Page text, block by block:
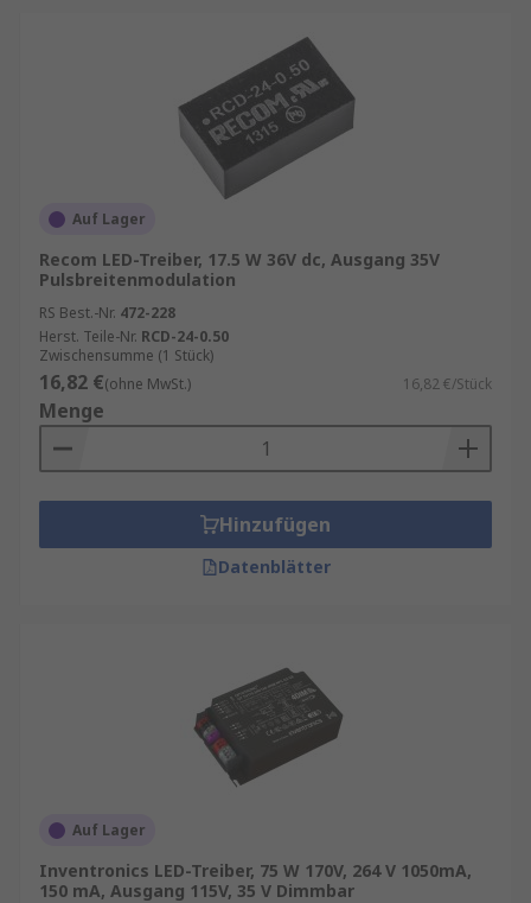
Auf Lager
Recom LED-Treiber, 17.5 W 36V dc, Ausgang 35V
Pulsbreitenmodulation
RS Best.-Nr. 472-228
Herst. Teile-Nr. RCD-24-0.50
Zwischensumme (1 Stück)
16,82 €(ohne MwSt.) 16,82 €/Stück
Menge
Hinzufügen
Datenblätter
Auf Lager
Inventronics LED-Treiber, 75 W 170V, 264 V 1050mA,
150 mA, Ausgang 115V, 35 V Dimmbar